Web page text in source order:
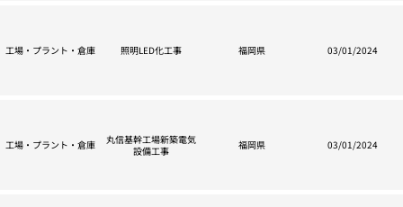
工場・プラント・倉庫 照明LED化工事 福岡県 03/01/2024
工場・プラント・倉庫
丸信基幹工場新築電気
設備工事
福岡県 03/01/2024